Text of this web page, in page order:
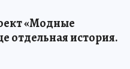
«Модные
отдельная история.